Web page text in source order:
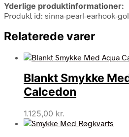
Yderlige produktinformationer:
Produkt id: sinna-pearl-earhook-
Relaterede varer
Blankt Smykke
Calcedon
1.125,00 kr.